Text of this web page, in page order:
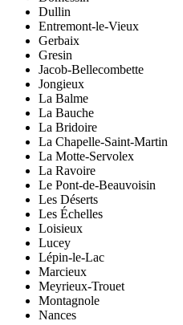
Dullin
Entremont-le-Vieux
Gerbaix
Gresin
Jacob-Bellecombette
Jongieux
La Balme
La Bauche
La Bridoire
La Chapelle-Saint-Martin
La Motte-Servolex
La Ravoire
Le Pont-de-Beauvoisin
Les Déserts
Les Échelles
Loisieux
Lucey
Lépin-le-Lac
Marcieux
Meyrieux-Trouet
Montagnole
Nances